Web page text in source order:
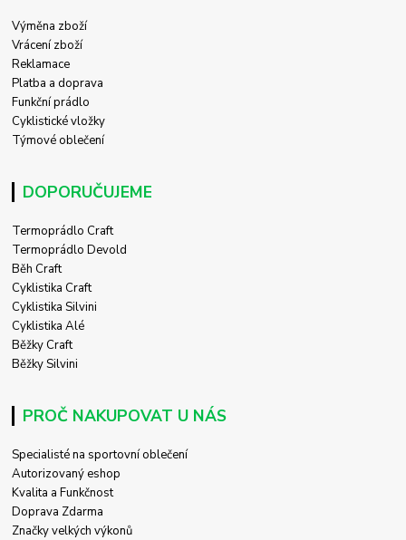
Výměna zboží
Vrácení zboží
Reklamace
Platba a doprava
Funkční prádlo
Cyklistické vložky
Týmové oblečení
DOPORUČUJEME
Termoprádlo Craft
Termoprádlo Devold
Běh Craft
Cyklistika Craft
Cyklistika Silvini
Cyklistika Alé
Běžky Craft
Běžky Silvini
PROČ NAKUPOVAT U NÁS
Specialisté na sportovní oblečení
Autorizovaný eshop
Kvalita a Funkčnost
Doprava Zdarma
Značky velkých výkonů